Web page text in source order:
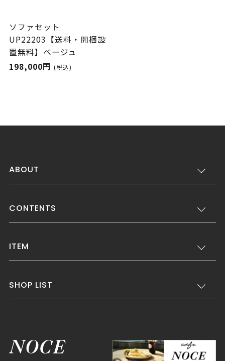
ソファセット
UP22203【送料・開梱設
置無料】ベージュ
198,000円 (税込)
ABOUT
CONTENTS
ITEM
SHOP LIST